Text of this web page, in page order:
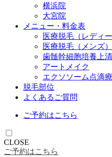
横浜院
大宮院
メニュー・料金表
医療脱毛（レディー
医療脱毛（メンズ）
歯髄幹細胞培養上
アートメイク
エクソソーム点滴
脱毛部位
よくあるご質問
ご予約はこちら
CLOSE
ご予約はこちら